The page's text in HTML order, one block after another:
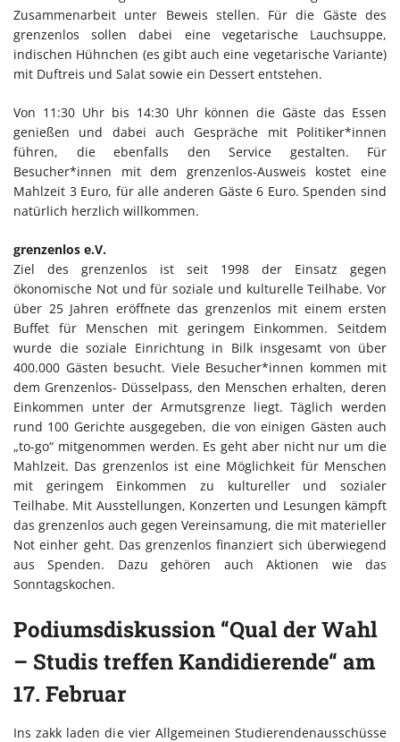
Zusammenarbeit unter Beweis stellen. Für die Gäste des
grenzenlos sollen dabei eine vegetarische Lauchsuppe,
indischen Hühnchen (es gibt auch eine vegetarische Variante)
mit Duftreis und Salat sowie ein Dessert entstehen.
Von 11:30 Uhr bis 14:30 Uhr können die Gäste das Essen
genießen und dabei auch Gespräche mit Politiker*innen
führen, die ebenfalls den Service gestalten. Für
Besucher*innen mit dem grenzenlos-Ausweis kostet eine
Mahlzeit 3 Euro, für alle anderen Gäste 6 Euro. Spenden sind
natürlich herzlich willkommen.
grenzenlos e.V.
Ziel des grenzenlos ist seit 1998 der Einsatz gegen
ökonomische Not und für soziale und kulturelle Teilhabe. Vor
über 25 Jahren eröffnete das grenzenlos mit einem ersten
Buffet für Menschen mit geringem Einkommen. Seitdem
wurde die soziale Einrichtung in Bilk insgesamt von über
400.000 Gästen besucht. Viele Besucher*innen kommen mit
dem Grenzenlos- Düsselpass, den Menschen erhalten, deren
Einkommen unter der Armutsgrenze liegt. Täglich werden
rund 100 Gerichte ausgegeben, die von einigen Gästen auch
„to-go“ mitgenommen werden. Es geht aber nicht nur um die
Mahlzeit. Das grenzenlos ist eine Möglichkeit für Menschen
mit geringem Einkommen zu kultureller und sozialer
Teilhabe. Mit Ausstellungen, Konzerten und Lesungen kämpft
das grenzenlos auch gegen Vereinsamung, die mit materieller
Not einher geht. Das grenzenlos finanziert sich überwiegend
aus Spenden. Dazu gehören auch Aktionen wie das
Sonntagskochen.
Podiumsdiskussion “Qual der Wahl
– Studis treffen Kandidierende“ am
17. Februar
Ins zakk laden die vier Allgemeinen Studierendenausschüsse